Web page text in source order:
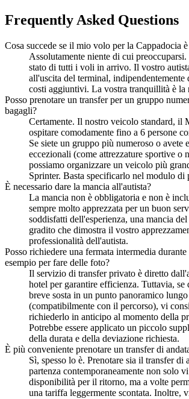
Frequently Asked Questions
Cosa succede se il mio volo per la Cappadocia
Assolutamente niente di cui
stato di tutti i voli in arrivo. Il vostro
all'uscita del terminal, indipendentemente
costi aggiuntivi. La vostra tranquillità è la
Posso prenotare un transfer per un gruppo
bagagli?
Certamente. Il nostro veicolo standard, il
ospitare comodamente fino a 6 persone
Se siete un gruppo più numeroso o avete
eccezionali (come attrezzature sportive o
possiamo organizzare un veicolo più
Sprinter. Basta specificarlo nel modulo di
È necessario dare la mancia all'autista?
La mancia non è obbligatoria e non è
sempre molto apprezzata per un buon
soddisfatti dell'esperienza, una mancia
gradito che dimostra il vostro
professionalità dell'autista.
Posso richiedere una fermata intermedia
esempio per fare delle foto?
Il servizio di transfer privato è diretto
hotel per garantire efficienza. Tuttavia, se
breve sosta in un punto panoramico
(compatibilmente con il percorso), vi
richiederlo in anticipo al momento della
Potrebbe essere applicato un piccolo
della durata e della deviazione richiesta.
È più conveniente prenotare un transfer di
Sì, spesso lo è. Prenotare sia il transfer di
partenza contemporaneamente non solo
disponibilità per il ritorno, ma a volte
una tariffa leggermente scontata. Inoltre,